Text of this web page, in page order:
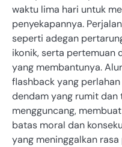
waktu lima hari untuk
penyekapannya.
seperti adegan
ikonik, serta pertemuan
yang membantunya.
flashback yang
dendam yang rumit dan
mengguncang,
batas moral dan
yang meninggalkan rasa